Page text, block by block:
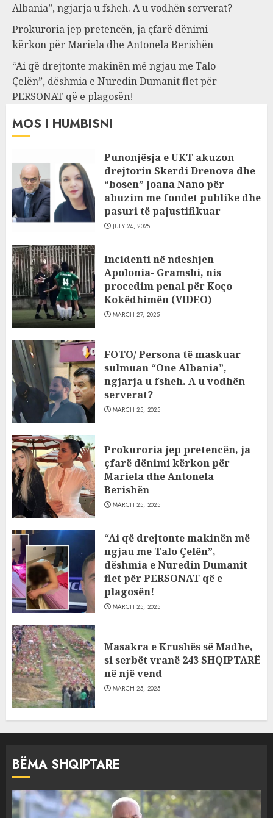
Albania”, ngjarja u fsheh. A u vodhën serverat?
Prokuroria jep pretencën, ja çfarë dënimi
kërkon për Mariela dhe Antonela Berishën
“Ai që drejtonte makinën më ngjau me Talo
Çelën”, dëshmia e Nuredin Dumanit flet për
PERSONAT që e plagosën!
MOS I HUMBISNI
Punonjësja e UKT akuzon
drejtorin Skerdi Drenova dhe
“bosen” Joana Nano për
abuzim me fondet publike dhe
pasuri të pajustifikuar
JULY 24, 2025
Incidenti në ndeshjen
Apolonia- Gramshi, nis
procedim penal për Koço
Kokëdhimën (VIDEO)
MARCH 27, 2025
FOTO/ Persona të maskuar
sulmuan “One Albania”,
ngjarja u fsheh. A u vodhën
serverat?
MARCH 25, 2025
Prokuroria jep pretencën, ja
çfarë dënimi kërkon për
Mariela dhe Antonela
Berishën
MARCH 25, 2025
“Ai që drejtonte makinën më
ngjau me Talo Çelën”,
dëshmia e Nuredin Dumanit
flet për PERSONAT që e
plagosën!
MARCH 25, 2025
Masakra e Krushës së Madhe,
si serbët vranë 243 SHQIPTARË
në një vend
MARCH 25, 2025
BËMA SHQIPTARE